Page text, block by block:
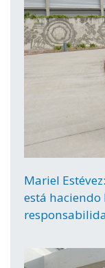
Mariel
está haciendo